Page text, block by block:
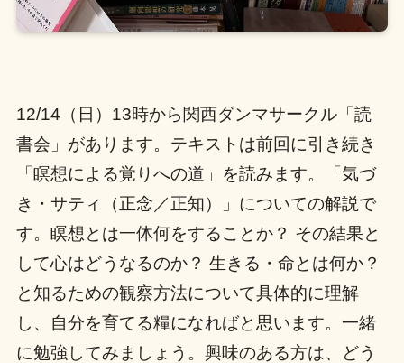
12/14（日）13時から関西ダンマサークル「読
書会」があります。テキストは前回に引き続き
「瞑想による覚りへの道」を読みます。「気づ
き・サティ（正念／正知）」についての解説で
す。瞑想とは一体何をすることか？ その結果と
して心はどうなるのか？ 生きる・命とは何か？
と知るための観察方法について具体的に理解
し、自分を育てる糧になればと思います。一緒
に勉強してみましょう。興味のある方は、どう